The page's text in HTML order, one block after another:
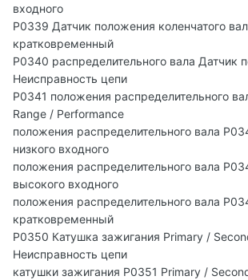
входного
P0339 Датчик положения коленчатого
кратковременный
P0340 распределительного вала Датчик
Неисправность цепи
P0341 положения распределительного
Range / Performance
положения распределительного вала
низкого входного
положения распределительного вала
высокого входного
положения распределительного вала
кратковременный
P0350 Катушка зажигания Primary /
Неисправность цепи
катушки зажигания P0351 Primary /